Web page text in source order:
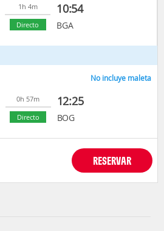
1h 4m
Directo
10:54
BGA
No incluye maleta
0h 57m
Directo
12:25
BOG
RESERVAR